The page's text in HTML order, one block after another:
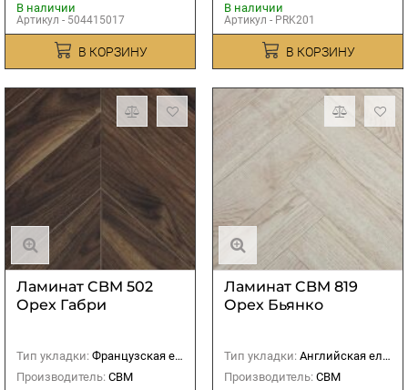
В наличии
Артикул - 504415017
В КОРЗИНУ
В наличии
Артикул - PRK201
В КОРЗИНУ
Ламинат CBM 502
Орех Габри
Тип укладки: Французская елка
Производитель: CBM
Ламинат CBM 819
Орех Бьянко
Тип укладки: Английская елка
Производитель: CBM